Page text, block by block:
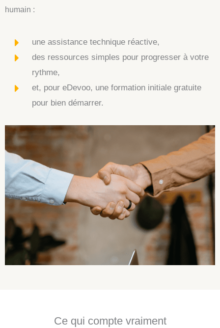
humain :
une assistance technique réactive,
des ressources simples pour progresser à votre
rythme,
et, pour eDevoo, une formation initiale gratuite
pour bien démarrer.
Ce qui compte vraiment